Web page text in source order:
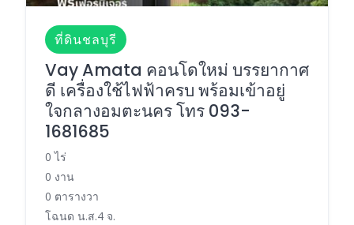
ที่ดินชลบุรี
Vay Amata คอนโดใหม่ บรรยากาศ
ดี เครื่องใช้ไฟฟ้าครบ พร้อมเข้าอยู่
ใจกลางอมตะนคร โทร 093-
1681685
0 ไร่
0 งาน
0 ตารางวา
โฉนด น.ส.4 จ.